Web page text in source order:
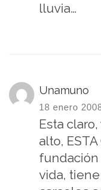
lluvia…
Unamuno
18 enero
Esta
alto,
fundación
vida,